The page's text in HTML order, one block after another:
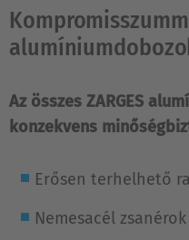
Az összes ZARGES
konzekvens
Erősen terhelhető
Nemesacél